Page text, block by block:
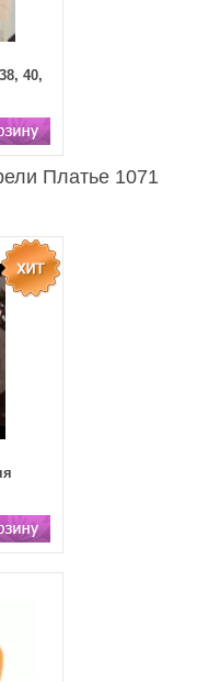
40,
Платье 1071